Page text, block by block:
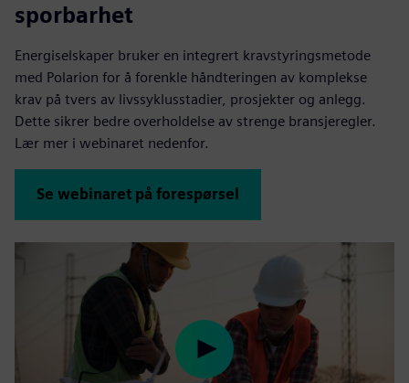
sporbarhet
Energiselskaper bruker en integrert kravstyringsmetode
med Polarion for å forenkle håndteringen av komplekse
krav på tvers av livssyklusstadier, prosjekter og anlegg.
Dette sikrer bedre overholdelse av strenge bransjeregler.
Lær mer i webinaret nedenfor.
Se webinaret på forespørsel
Play